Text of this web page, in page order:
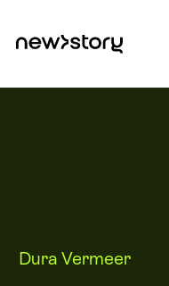
Dura Vermeer